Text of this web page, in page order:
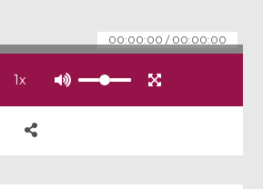
00:00:00 / 00:00:00
1x